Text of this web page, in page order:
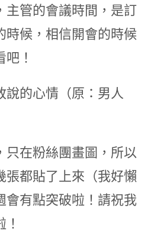
主管的會議時間，是訂
時候，相信開會的時候
！
說的心情（原：男人
只在粉絲團畫圖，所以
張都貼了上來（我好懶
有點突破啦！請祝我